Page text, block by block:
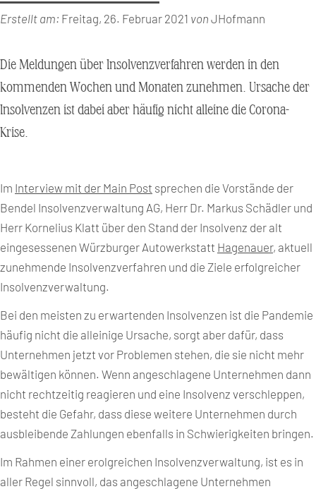
Erstellt am: Freitag, 26. Februar 2021 von JHofmann
Die Meldungen über Insolvenzverfahren werden in den
kommenden Wochen und Monaten zunehmen. Ursache der
Insolvenzen ist dabei aber häufig nicht alleine die Corona-
Krise.
Im Interview mit der Main Post sprechen die Vorstände der
Bendel Insolvenzverwaltung AG, Herr Dr. Markus Schädler und
Herr Kornelius Klatt über den Stand der Insolvenz der alt
eingesessenen Würzburger Autowerkstatt Hagenauer, aktuell
zunehmende Insolvenzverfahren und die Ziele erfolgreicher
Insolvenzverwaltung.
Bei den meisten zu erwartenden Insolvenzen ist die Pandemie
häufig nicht die alleinige Ursache, sorgt aber dafür, dass
Unternehmen jetzt vor Problemen stehen, die sie nicht mehr
bewältigen können. Wenn angeschlagene Unternehmen dann
nicht rechtzeitig reagieren und eine Insolvenz verschleppen,
besteht die Gefahr, dass diese weitere Unternehmen durch
ausbleibende Zahlungen ebenfalls in Schwierigkeiten bringen.
Im Rahmen einer erolgreichen Insolvenzverwaltung, ist es in
aller Regel sinnvoll, das angeschlagene Unternehmen